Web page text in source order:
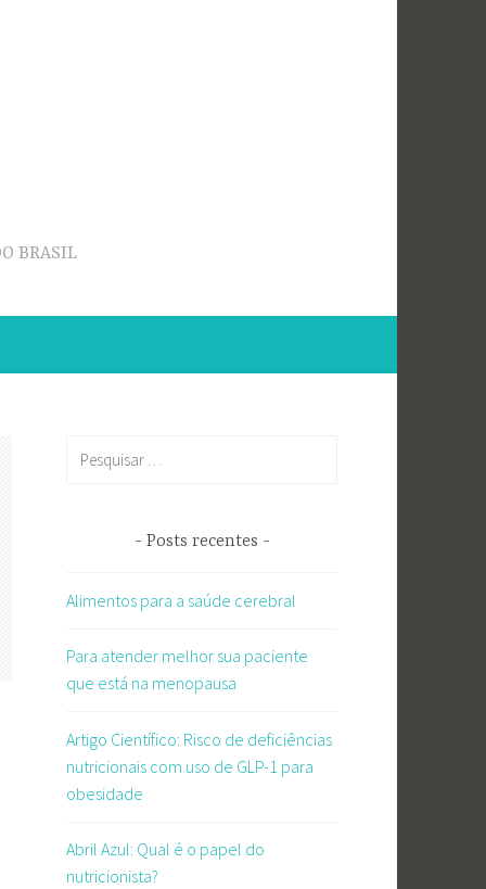
BRASIL
Posts recentes
Alimentos para a saúde cerebral
Para atender melhor sua paciente
que está na menopausa
Artigo Científico: Risco de deficiências
nutricionais com uso de GLP-1 para
obesidade
Abril Azul: Qual é o papel do
nutricionista?